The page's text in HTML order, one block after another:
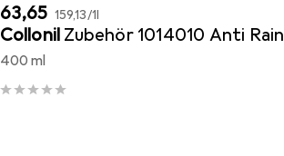
EUR
63,65 EUR
159,13/1l
Collonil Zubehör 1014010 Anti Rain
400 ml